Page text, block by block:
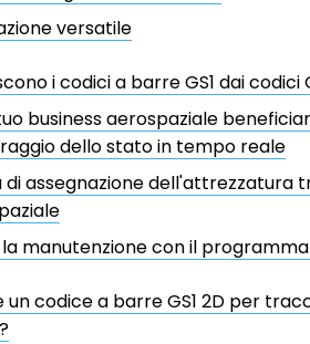
versatile
i codici a barre GS1 dai
business aerospaziale
dello stato in tempo reale
di assegnazione dell'attrezzatura
manutenzione con il
un codice a barre GS1 2D per